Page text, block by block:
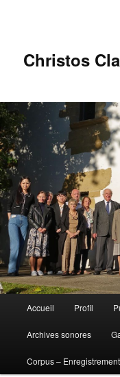
Christos
principal
Aller
au
contenu
Accueil Profil
Archives sonores
Corpus –